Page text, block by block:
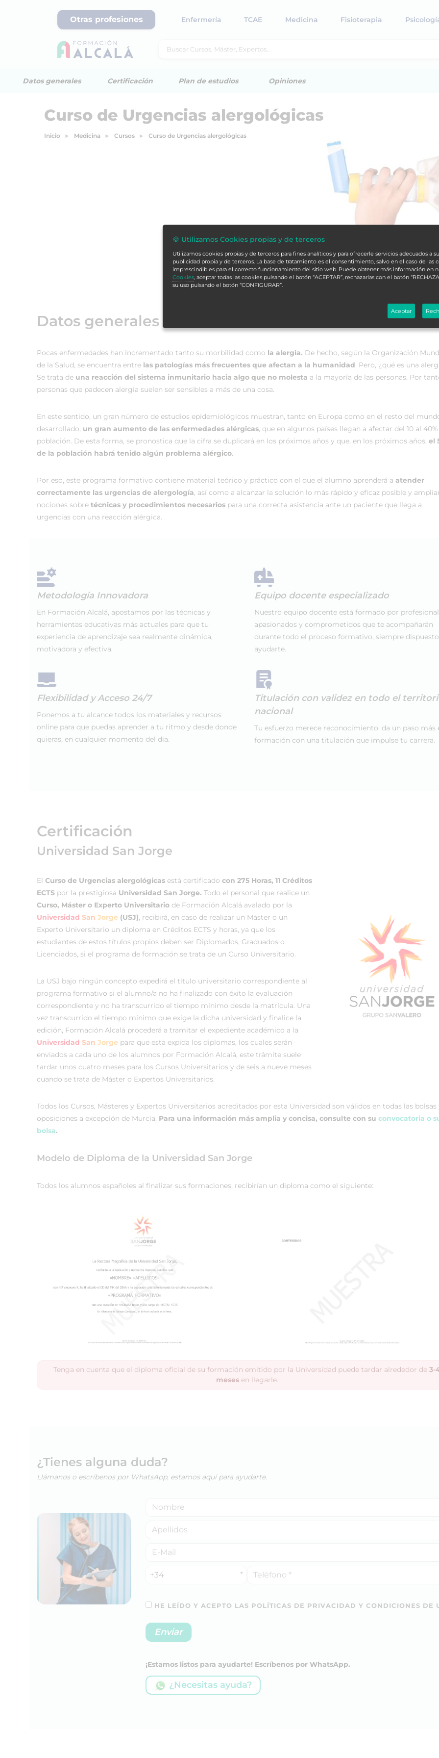
Otras profesiones Enfermería TCAE Medicina Fisioterapia
Datos generales Certificación Plan de estudios Opiniones
Curso de Urgencias alergológicas
Inicio Medicina Cursos Curso de Urgencias alergológicas
Datos generales
Pocas enfermedades han incrementado tanto su morbilidad como la alergia. De hecho, según la Organización
de la Salud, se encuentra entre las patologías más frecuentes que afectan a la humanidad. Pero, ¿qué es una
Se trata de una reacción del sistema inmunitario hacia algo que no molesta a la mayoría de las personas. Por
personas que padecen alergia suelen ser sensibles a más de una cosa.
En este sentido, un gran número de estudios epidemiológicos muestran, tanto en Europa como en el resto del
desarrollado, un gran aumento de las enfermedades alérgicas, que en algunos países llegan a afectar del 10 al
población. De esta forma, se pronostica que la cifra se duplicará en los próximos años y que, en los próximos años, el
de la población habrá tenido algún problema alérgico.
Por eso, este programa formativo contiene material teórico y práctico con el que el alumno aprenderá a atender
correctamente las urgencias de alergología, así como a alcanzar la solución lo más rápido y eficaz posible y
nociones sobre técnicas y procedimientos necesarios para una correcta asistencia ante un paciente que llega a
urgencias con una reacción alérgica.
Metodología Innovadora
En Formación Alcalá, apostamos por las técnicas y
herramientas educativas más actuales para que tu
experiencia de aprendizaje sea realmente dinámica,
motivadora y efectiva.
Flexibilidad y Acceso 24/7
Ponemos a tu alcance todos los materiales y recursos
online para que puedas aprender a tu ritmo y desde donde
quieras, en cualquier momento del día.
Equipo docente especializado
Nuestro equipo docente está formado por
apasionados y comprometidos que te acompañarán
durante todo el proceso formativo, siempre
ayudarte.
Titulación con validez en todo el
nacional
Tu esfuerzo merece reconocimiento: da un paso más
formación con una titulación que impulse tu carrera.
Certificación
Universidad San Jorge
El Curso de Urgencias alergológicas está certificado con 275 Horas, 11 Créditos
ECTS por la prestigiosa Universidad San Jorge. Todo el personal que realice un
Curso, Máster o Experto Universitario de Formación Alcalá avalado por la
Universidad San Jorge (USJ), recibirá, en caso de realizar un Máster o un
Experto Universitario un diploma en Créditos ECTS y horas, ya que los
estudiantes de estos títulos propios deben ser Diplomados, Graduados o
Licenciados, si el programa de formación se trata de un Curso Universitario.
La USJ bajo ningún concepto expedirá el título universitario correspondiente al
programa formativo si el alumno/a no ha finalizado con éxito la evaluación
correspondiente y no ha transcurrido el tiempo mínimo desde la matrícula. Una
vez transcurrido el tiempo mínimo que exige la dicha universidad y finalice la
edición, Formación Alcalá procederá a tramitar el expediente académico a la
Universidad San Jorge para que esta expida los diplomas, los cuales serán
enviados a cada uno de los alumnos por Formación Alcalá, este trámite suele
tardar unos cuatro meses para los Cursos Universitarios y de seis a nueve meses
cuando se trata de Máster o Expertos Universitarios.
Todos los Cursos, Másteres y Expertos Universitarios acreditados por esta Universidad son válidos en todas las bolsas
oposiciones a excepción de Murcia. Para una información más amplia y concisa, consulte con su convocatoria o
bolsa.
Modelo de Diploma de la Universidad San Jorge
Todos los alumnos españoles al finalizar sus formaciones, recibirían un diploma como el siguiente:
Tenga en cuenta que el diploma oficial de su formación emitido por la Universidad puede tardar alrededor de 3-
mesesen llegarle.
¿Tienes alguna duda?
Llámanos o escríbenos por WhatsApp, estamos aquí para ayudarte.
+34
HE LEÍDO Y ACEPTO LAS POLÍTICAS DE PRIVACIDAD Y CONDICIONES DE
¡Estamos listos para ayudarte! Escríbenos por WhatsApp.
¿Necesitas ayuda?
🍪 Utilizamos Cookies propias y de terceros
Utilizamos cookies propias y de terceros para fines analíticos y para ofrecerle servicios adecuados a
publicidad propia y de terceros. La base de tratamiento es el consentimiento, salvo en el caso de las
imprescindibles para el correcto funcionamiento del sitio web. Puede obtener más información en
Cookies, aceptar todas las cookies pulsando el botón “ACEPTAR”, rechazarlas con el botón
su uso pulsando el botón “CONFIGURAR”.
Aceptar